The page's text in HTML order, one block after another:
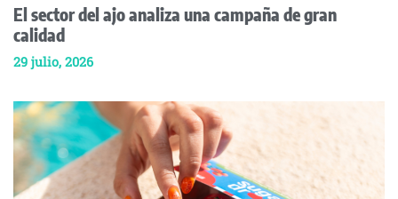
El sector del ajo analiza una campaña de gran
calidad
29 julio, 2026